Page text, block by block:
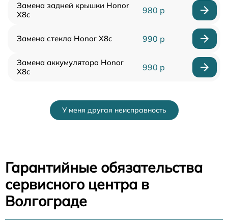
Замена задней крышки Honor
X8c
980 р
Замена стекла Honor X8c 990 р
Замена аккумулятора Honor
X8c
990 р
У меня другая неисправность
Гарантийные обязательства
сервисного центра в
Волгограде